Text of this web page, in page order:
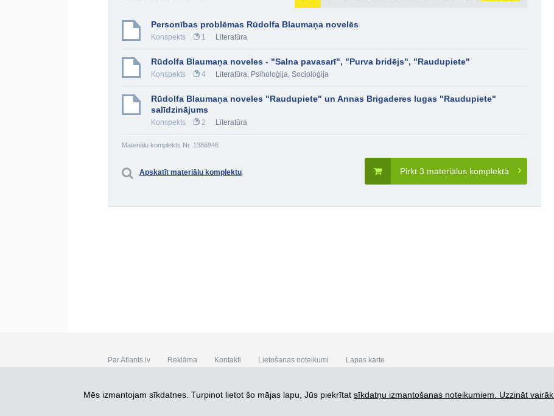
Personības problēmas Rūdolfa Blaumaņa novelēs
Konspekts 1 Literatūra
Rūdolfa Blaumaņa noveles - "Salna pavasarī", "Purva bridējs", "Raudupiete"
Konspekts 4 Literatūra, Psiholoģija, Socioloģija
Rūdolfa Blaumaņa noveles "Raudupiete" un Annas Brigaderes lugas "Raudupiete"
salīdzinājums
Konspekts 2 Literatūra
Materiālu komplekts Nr. 1386946
Pirkt 3 materiālus komplektā
Apskatīt materiālu komplektu
Par Atlants.lv Reklāma Kontakti Lietošanas noteikumi Lapas karte
SIA „CDI” © 2002 - 2026
Mēs izmantojam sīkdatnes. Turpinot lietot šo mājas lapu, Jūs piekrītat sīkdatņu izmantošanas noteikumiem. Uzzināt vairāk.